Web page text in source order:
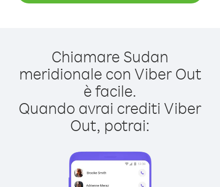
Chiamare Sudan
meridionale con Viber Out
è facile.
Quando avrai crediti Viber
Out, potrai: